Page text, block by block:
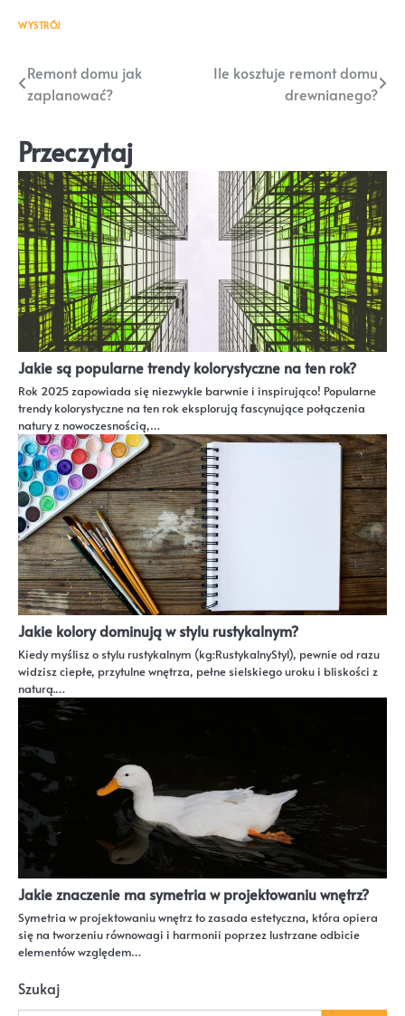
WYSTRÓJ
Nawigacja
wpisu
Remont domu jak
zaplanować?
Ile kosztuje remont domu
drewnianego?
Przeczytaj
Jakie są popularne trendy kolorystyczne na ten rok?
Rok 2025 zapowiada się niezwykle barwnie i inspirująco! Popularne
trendy kolorystyczne na ten rok eksplorują fascynujące połączenia
natury z nowoczesnością,…
Jakie kolory dominują w stylu rustykalnym?
Kiedy myślisz o stylu rustykalnym (kg:RustykalnyStyl), pewnie od razu
widzisz ciepłe, przytulne wnętrza, pełne sielskiego uroku i bliskości z
naturą.…
Jakie znaczenie ma symetria w projektowaniu wnętrz?
Symetria w projektowaniu wnętrz to zasada estetyczna, która opiera
się na tworzeniu równowagi i harmonii poprzez lustrzane odbicie
elementów względem…
Szukaj